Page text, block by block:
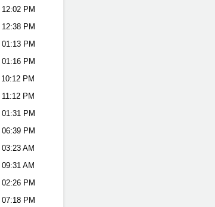
12:02 PM
12:38 PM
01:13 PM
01:16 PM
10:12 PM
11:12 PM
01:31 PM
06:39 PM
03:23 AM
09:31 AM
02:26 PM
07:18 PM